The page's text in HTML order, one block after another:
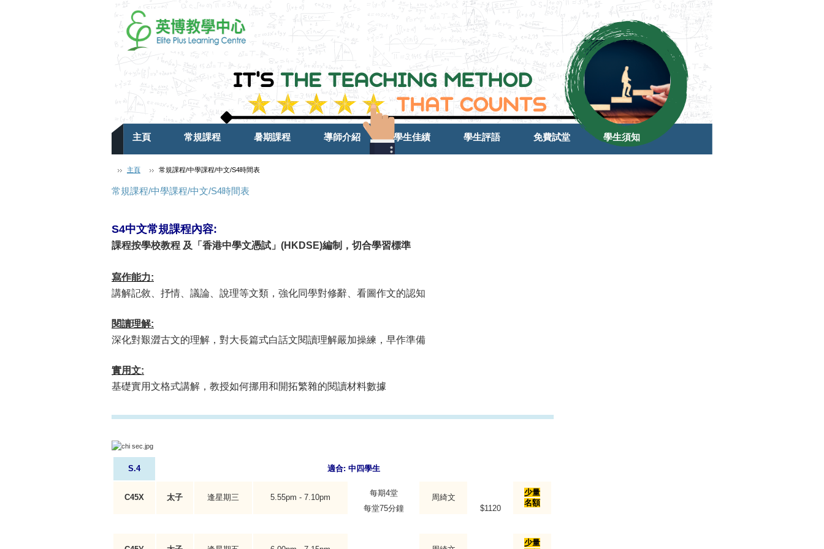
主頁 常規課程 暑期課程 導師介紹 學生佳績 學生評語 免費試堂 學生須知
主頁 常規課程/中學課程/中文/S4時間表
常規課程/中學課程/中文/S4時間表
S4中文常規課程內容:
課程按學校教程 及 「香港中學文憑試」 (HKDSE)編制，切合學習標準
寫作能力:
講解記敘、抒情、議論、說理等文類，強化同學對修辭、看圖作文的認知
閱讀理解:
深化對艱澀古文的理解，對大長篇式白話文閱讀理解嚴加操練，早作準備
實用文:
基礎實用文格式講解，教授如何挪用和開拓繁雜的閱讀材料數據
S.4 適合: 中四學生
C45X 太子 逢星期三 5.55pm - 7.10pm
每期4堂
每堂75分鐘
周綺文
$1120
少量
名額
少量